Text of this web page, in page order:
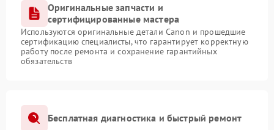
Оригинальные запчасти и
сертифицированные мастера
Используются оригинальные детали Canon и прошедшие
сертификацию специалисты, что гарантирует корректную
работу после ремонта и сохранение гарантийных
обязательств
Бесплатная диагностика и быстрый ремонт